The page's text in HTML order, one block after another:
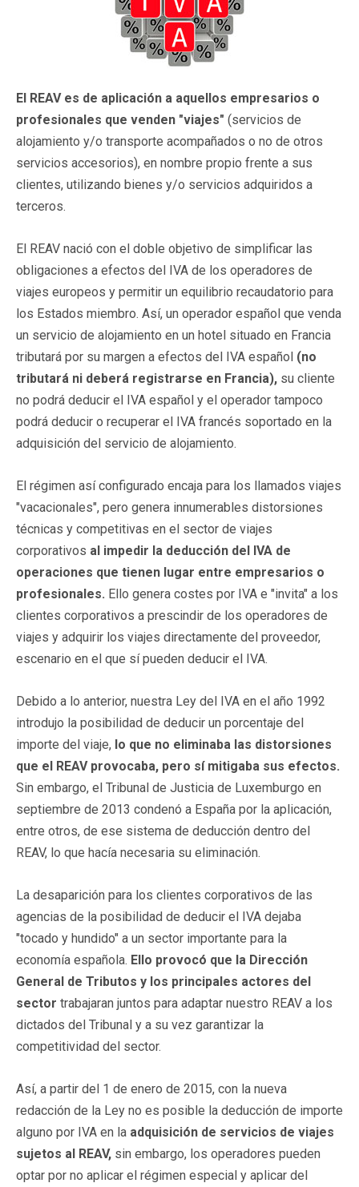
El REAV es de aplicación a aquellos empresarios o
profesionales que venden "viajes" (servicios de
alojamiento y/o transporte acompañados o no de otros
servicios accesorios), en nombre propio frente a sus
clientes, utilizando bienes y/o servicios adquiridos a
terceros.
El REAV nació con el doble objetivo de simplificar las
obligaciones a efectos del IVA de los operadores de
viajes europeos y permitir un equilibrio recaudatorio para
los Estados miembro. Así, un operador español que venda
un servicio de alojamiento en un hotel situado en Francia
tributará por su margen a efectos del IVA español (no
tributará ni deberá registrarse en Francia), su cliente
no podrá deducir el IVA español y el operador tampoco
podrá deducir o recuperar el IVA francés soportado en la
adquisición del servicio de alojamiento.
El régimen así configurado encaja para los llamados viajes
"vacacionales", pero genera innumerables distorsiones
técnicas y competitivas en el sector de viajes
corporativos al impedir la deducción del IVA de
operaciones que tienen lugar entre empresarios o
profesionales. Ello genera costes por IVA e "invita" a los
clientes corporativos a prescindir de los operadores de
viajes y adquirir los viajes directamente del proveedor,
escenario en el que sí pueden deducir el IVA.
Debido a lo anterior, nuestra Ley del IVA en el año 1992
introdujo la posibilidad de deducir un porcentaje del
importe del viaje, lo que no eliminaba las distorsiones
que el REAV provocaba, pero sí mitigaba sus efectos.
Sin embargo, el Tribunal de Justicia de Luxemburgo en
septiembre de 2013 condenó a España por la aplicación,
entre otros, de ese sistema de deducción dentro del
REAV, lo que hacía necesaria su eliminación.
La desaparición para los clientes corporativos de las
agencias de la posibilidad de deducir el IVA dejaba
"tocado y hundido" a un sector importante para la
economía española. Ello provocó que la Dirección
General de Tributos y los principales actores del
sector trabajaran juntos para adaptar nuestro REAV a los
dictados del Tribunal y a su vez garantizar la
competitividad del sector.
Así, a partir del 1 de enero de 2015, con la nueva
redacción de la Ley no es posible la deducción de importe
alguno por IVA en la adquisición de servicios de viajes
sujetos al REAV, sin embargo, los operadores pueden
optar por no aplicar el régimen especial y aplicar del